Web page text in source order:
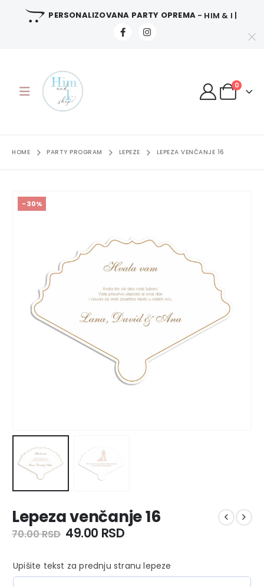
PERSONALIZOVANA PARTY OPREMA - HIM & I |
0
HOME PARTY PROGRAM LEPEZE LEPEZA VENČANJE 16
-30%
Lepeza venčanje 16
70.00RSD 49.00 RSD
Upišite tekst za prednju stranu lepeze